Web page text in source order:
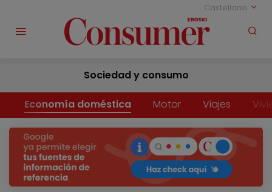
Castellano
Sociedad y consumo
Economía doméstica Motor Viajes